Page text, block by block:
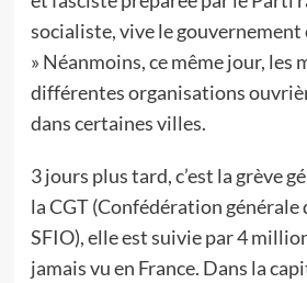
socialiste, vive le gouvernement
» Néanmoins, ce même jour, les
différentes organisations
dans certaines villes.
3 jours plus tard, c’est la grève
la CGT (Confédération générale
SFIO), elle est suivie par 4
jamais vu en France. Dans la